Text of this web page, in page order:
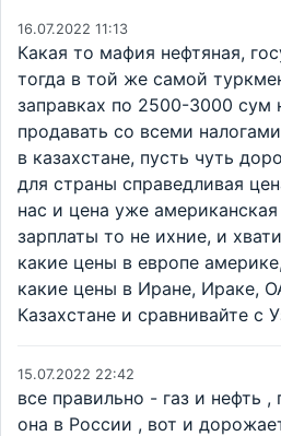
16.07.2022 11:13
Какая то мафия нефтяная,
тогда в той же самой
заправках по 2500-3000 сум
продавать со всеми
в казахстане, пусть чуть
для страны справедливая
нас и цена уже
зарплаты то не ихние, и
какие цены в европе
какие цены в Иране, Ираке,
Казахстане и сравнивайте с
15.07.2022 22:42
все правильно - газ и нефть
она в России , вот и